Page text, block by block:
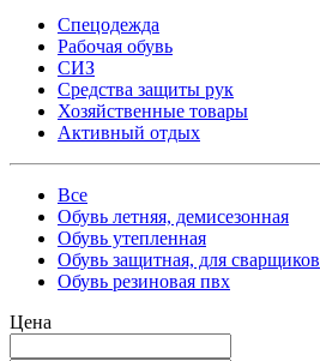
Спецодежда
Рабочая обувь
СИЗ
Средства защиты рук
Хозяйственные товары
Активный отдых
Все
Обувь летняя, демисезонная
Обувь утепленная
Обувь защитная, для сварщиков
Обувь резиновая пвх
Цена